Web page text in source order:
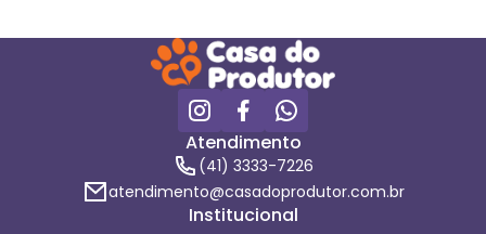
Atendimento
(41) 3333-7226
atendimento@casadoprodutor.com.br
Institucional